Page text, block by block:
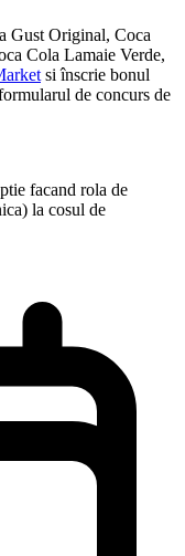
Gust Original, Coca
Cola Lamaie Verde,
si înscrie bonul
de concurs de
facand rola de
la cosul de